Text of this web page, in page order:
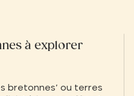
à explorer
bretonnes’ ou terres